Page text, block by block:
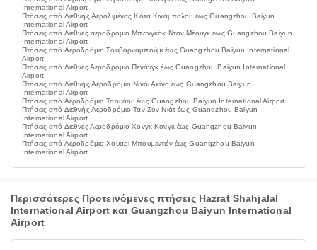
International Airport
Πτήσεις από Διεθνής Αερολιμένας Κότα Κινάμπαλου έως Guangzhou Baiyun
International Airport
Πτήσεις από Διεθνές αεροδρόμιο Μπανγκόκ Ντον Μέουγκ έως Guangzhou Baiyun
International Airport
Πτήσεις από Αεροδρόμιο Σουβαρναμπούμι έως Guangzhou Baiyun International
Airport
Πτήσεις από Διεθνές Αεροδρόμιο Πενάνγκ έως Guangzhou Baiyun International
Airport
Πτήσεις από Διεθνής Αεροδρόμιο Νινόι Ακίνο έως Guangzhou Baiyun
International Airport
Πτήσεις από Αεροδρόμιο Ταουάου έως Guangzhou Baiyun International Airport
Πτήσεις από Διεθνής Αεροδρόμιο Ταν Σον Νιάτ έως Guangzhou Baiyun
International Airport
Πτήσεις από Διεθνές Αεροδρόμιο Χονγκ Κονγκ έως Guangzhou Baiyun
International Airport
Πτήσεις από Αεροδρόμιο Χουαρί Μπουμεντιέν έως Guangzhou Baiyun
International Airport
Περισσότερες Προτεινόμενες πτήσεις Hazrat Shahjalal
International Airport και Guangzhou Baiyun International
Airport